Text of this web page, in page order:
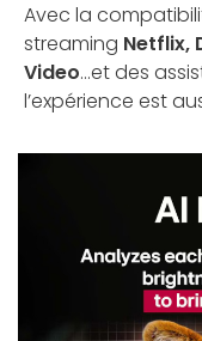
Avec la
streaming Netflix,
Video...et des
l’expérience est